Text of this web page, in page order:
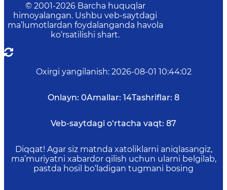
© 2001-2026 Barcha huquqlar
himoyalangan. Ushbu veb-saytdagi
ma’lumotlardan foydalanganda havola
ko‘rsatilishi shart.
Oxirgi yangilanish: 2026-08-01 10:44:02
Onlayn: 0Amallar: 14Tashriflar: 8
Veb-saytdagi o‘rtacha vaqt: 87
Diqqat! Agar siz matnda xatoliklarni aniqlasangiz,
ma’muriyatni xabardor qilish uchun ularni belgilab,
pastda hosil bo‘ladigan tugmani bosing